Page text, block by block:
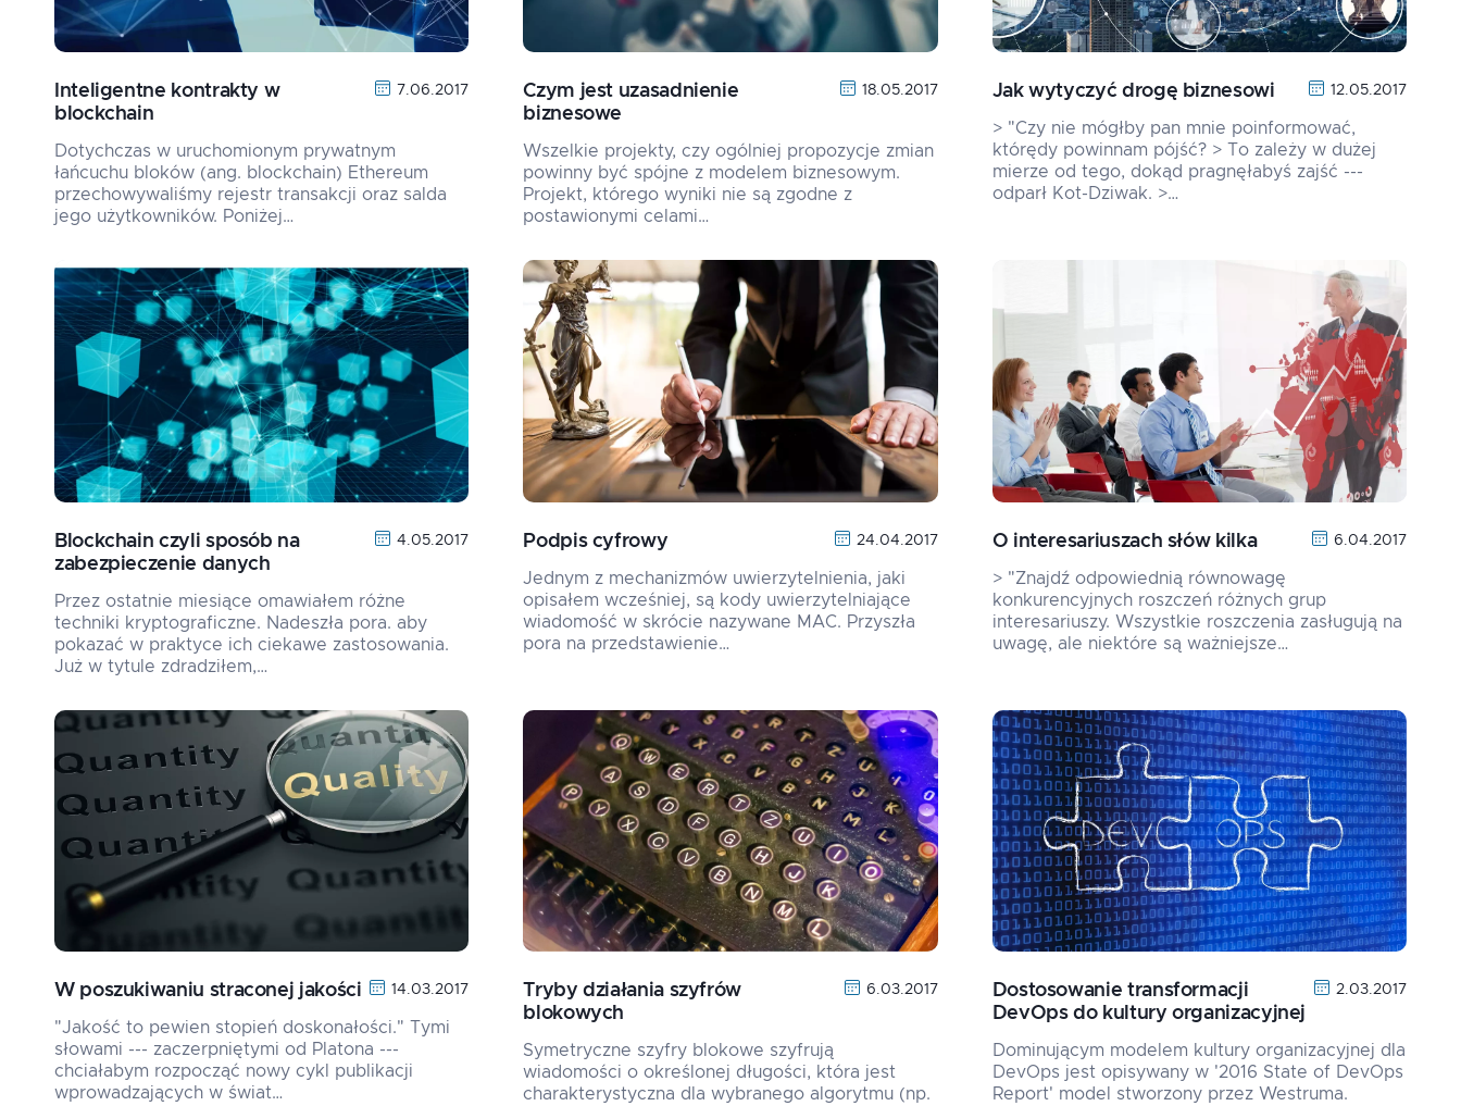
Inteligentne kontrakty w
blockchain
7.06.2017
Dotychczas w uruchomionym prywatnym
łańcuchu bloków (ang. blockchain) Ethereum
przechowywaliśmy rejestr transakcji oraz salda
jego użytkowników. Poniżej…
Czym jest uzasadnienie
biznesowe
18.05.2017
Wszelkie projekty, czy ogólniej propozycje zmian
powinny być spójne z modelem biznesowym.
Projekt, którego wyniki nie są zgodne z
postawionymi celami…
Jak wytyczyć drogę biznesowi 12.05.2017
> "Czy nie mógłby pan mnie poinformować,
którędy powinnam pójść? > To zależy w dużej
mierze od tego, dokąd pragnęłabyś zajść ---
odparł Kot-Dziwak. >…
Blockchain czyli sposób na
zabezpieczenie danych
4.05.2017
Przez ostatnie miesiące omawiałem różne
techniki kryptograficzne. Nadeszła pora. aby
pokazać w praktyce ich ciekawe zastosowania.
Już w tytule zdradziłem,…
Podpis cyfrowy 24.04.2017
Jednym z mechanizmów uwierzytelnienia, jaki
opisałem wcześniej, są kody uwierzytelniające
wiadomość w skrócie nazywane MAC. Przyszła
pora na przedstawienie…
O interesariuszach słów kilka 6.04.2017
> "Znajdź odpowiednią równowagę
konkurencyjnych roszczeń różnych grup
interesariuszy. Wszystkie roszczenia zasługują na
uwagę, ale niektóre są ważniejsze…
W poszukiwaniu straconej jakości 14.03.2017
"Jakość to pewien stopień doskonałości." Tymi
słowami --- zaczerpniętymi od Platona ---
chciałabym rozpocząć nowy cykl publikacji
wprowadzających w świat…
Tryby działania szyfrów
blokowych
6.03.2017
Symetryczne szyfry blokowe szyfrują
wiadomości o określonej długości, która jest
charakterystyczna dla wybranego algorytmu (np.
Dostosowanie transformacji
DevOps do kultury organizacyjnej
2.03.2017
Dominującym modelem kultury organizacyjnej dla
DevOps jest opisywany w '2016 State of DevOps
Report' model stworzony przez Westruma.